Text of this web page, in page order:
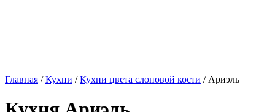
Главная /Кухни /Кухни цвета слоновой кости / Ариэль